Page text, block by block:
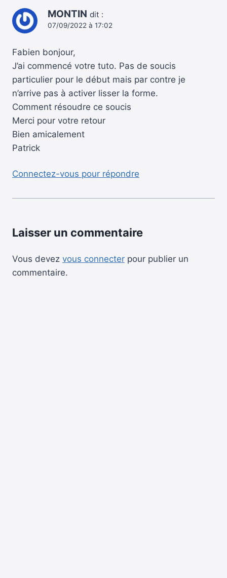
MONTIN dit :
07/09/2022 à 17:02
Fabien bonjour,
J’ai commencé votre tuto. Pas de soucis
particulier pour le début mais par contre je
n’arrive pas à activer lisser la forme.
Comment résoudre ce soucis
Merci pour votre retour
Bien amicalement
Patrick
Connectez-vous pour répondre
Laisser un commentaire
Vous devez vous connecter pour publier un
commentaire.